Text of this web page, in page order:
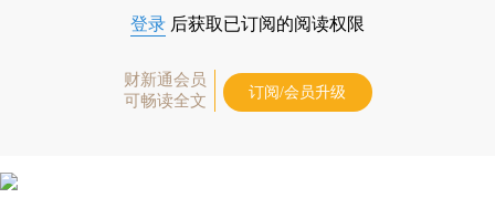
登录 后获取已订阅的阅读权限
财新通会员
可畅读全文
订阅/会员升级